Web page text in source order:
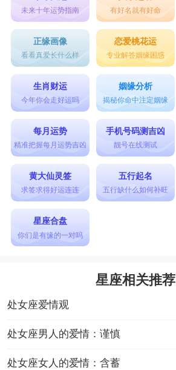
未来十年运势指南 有好名就有好命
正缘画像
看看真爱长什么样
恋爱桃花运
专业解答姻缘困惑
生肖财运
今年你会走好运吗
姻缘分析
揭秘你命中注定姻缘
每月运势
精准把握每月运势吉凶
手机号码测吉凶
靓号在线测试
黄大仙灵签
求签求得好运连连
五行起名
五行缺什么如何补旺
星座合盘
你们是有缘的一对吗
星座相关推荐
处女座爱情观
处女座男人的爱情：谨慎
处女座女人的爱情：含蓄